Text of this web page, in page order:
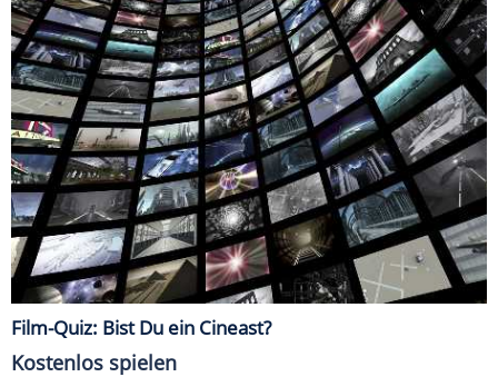
Film-Quiz: Bist Du ein Cineast?
Kostenlos spielen